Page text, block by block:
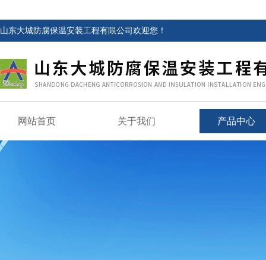
山东大城防腐保温安装工程有限公司欢迎您！
网站首页 关于我们 产品中心